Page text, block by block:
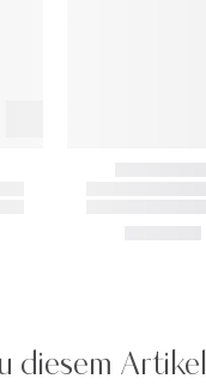
diesem Artikel